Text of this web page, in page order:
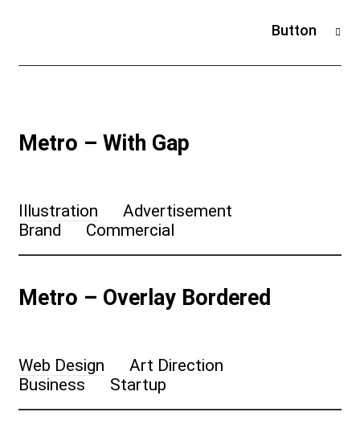
Button
Metro – With Gap
Illustration
Advertisement
Brand
Commercial
Metro – Overlay Bordered
Web Design
Art Direction
Business
Startup